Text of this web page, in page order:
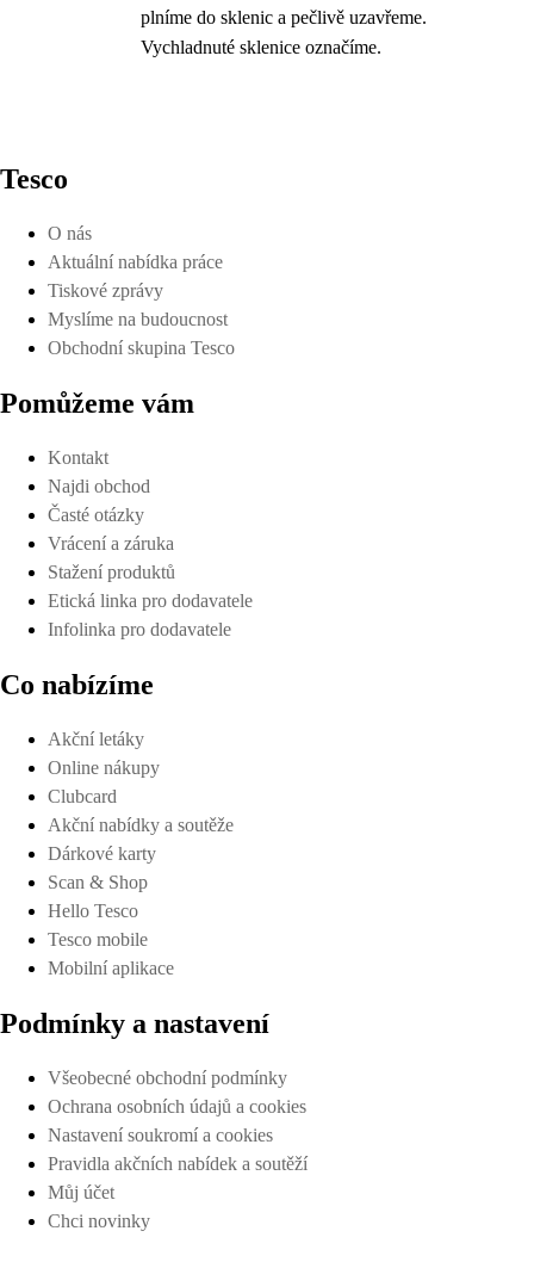
plníme do sklenic a pečlivě uzavřeme.
Vychladnuté sklenice označíme.
Tesco
O nás
Aktuální nabídka práce
Tiskové zprávy
Myslíme na budoucnost
Obchodní skupina Tesco
Pomůžeme vám
Kontakt
Najdi obchod
Časté otázky
Vrácení a záruka
Stažení produktů
Etická linka pro dodavatele
Infolinka pro dodavatele
Co nabízíme
Akční letáky
Online nákupy
Clubcard
Akční nabídky a soutěže
Dárkové karty
Scan & Shop
Hello Tesco
Tesco mobile
Mobilní aplikace
Podmínky a nastavení
Všeobecné obchodní podmínky
Ochrana osobních údajů a cookies
Nastavení soukromí a cookies
Pravidla akčních nabídek a soutěží
Můj účet
Chci novinky